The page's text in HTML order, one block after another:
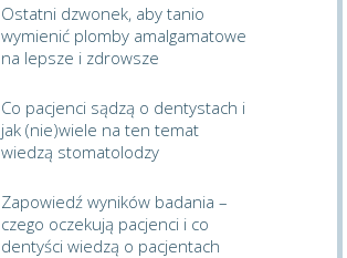
Ostatni dzwonek, aby tanio
wymienić plomby amalgamatowe
na lepsze i zdrowsze
Co pacjenci sądzą o dentystach i
jak (nie)wiele na ten temat
wiedzą stomatolodzy
Zapowiedź wyników badania –
czego oczekują pacjenci i co
dentyści wiedzą o pacjentach